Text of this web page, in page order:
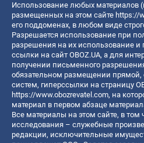
Использование любых материалов
размещенных на этом сайте https://
его поддоменах, в любом виде
Разрешается использование при
разрешения на их использование и
ссылки на сайт OBOZ.UA, а для
получении письменного
обязательном размещении прямой,
систем, гиперссылки на страницу
https://www.obozrevatel.com, на
материал в первом абзаце
Все материалы на этом сайте, в том
исследования – служебные
редакции, исключительные